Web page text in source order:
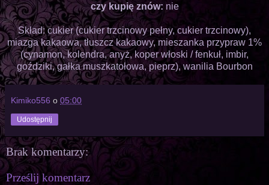
czy kupię znów: nie
Skład: cukier (cukier trzcinowy pełny, cukier trzcinowy),
miazga kakaowa, tłuszcz kakaowy, mieszanka przypraw 1%
(cynamon, kolendra, anyż, koper włoski / fenkuł, imbir,
goździki, gałka muszkatołowa, pieprz), wanilia Bourbon
Kimiko556 o 05:00
Udostępnij
Brak komentarzy:
Prześlij komentarz